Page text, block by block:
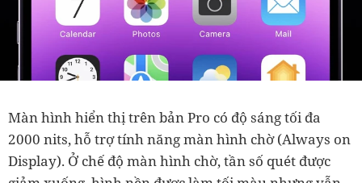
Màn hình hiển thị trên bản Pro có độ sáng tối đa
2000 nits, hỗ trợ tính năng màn hình chờ (Always on
Display). Ở chế độ màn hình chờ, tần số quét được